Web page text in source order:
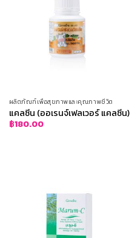
ผลิตภัณฑ์เพื่อสุขภาพและคุณภาพชีวิต
แคลซีน (ออเรนจ์เฟลเวอร์ แคลซีน)
฿180.00